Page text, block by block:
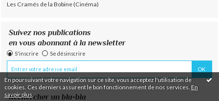
En poursuivant votre navigation sur ce site, vous acceptez l'utilisation de
cookies. Ces derniers assurent le bon fonctionnement de nos services. En
savoir plus.
Les Cramés de la Bobine (Cinéma)
Suivez nos publications
en vous abonnant à la newsletter
S'inscrire Se désinscrire
Rechercher un bla-bla